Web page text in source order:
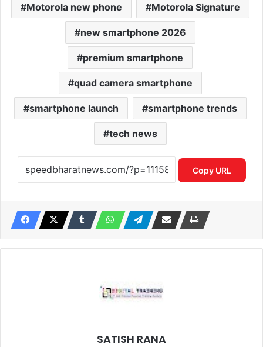
Motorola new phone Motorola Signature
new smartphone 2026
premium smartphone
quad camera smartphone
smartphone launch smartphone trends
tech news
Copy URL
SATISH RANA